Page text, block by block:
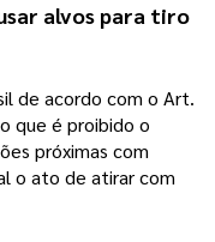
alvos para tiro
de acordo com o Art.
que é proibido o
próximas com
o ato de atirar com